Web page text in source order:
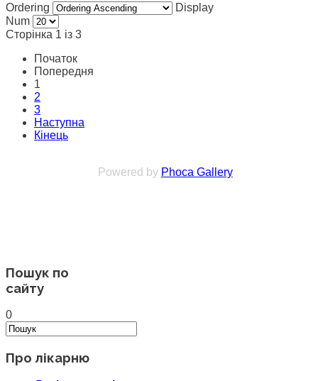
Ordering
Display
Num
Сторінка 1 із 3
Початок
Попередня
1
2
3
Наступна
Кінець
Powered by Phoca Gallery
Пошук по
сайту
0
Про лікарню